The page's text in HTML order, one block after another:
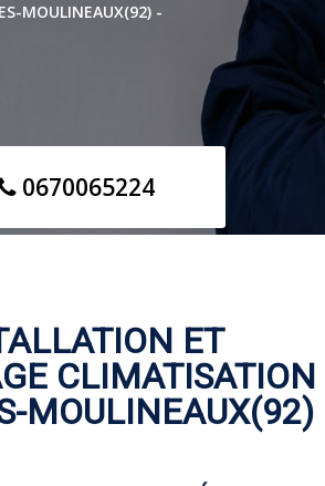
0670065224
MOULINEAUX(92) -
ET
CLIMATISATION
MOULINEAUX(92)